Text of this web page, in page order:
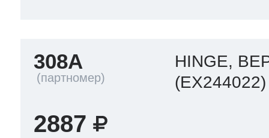
308A
HINGE,
(EX244022)
2887